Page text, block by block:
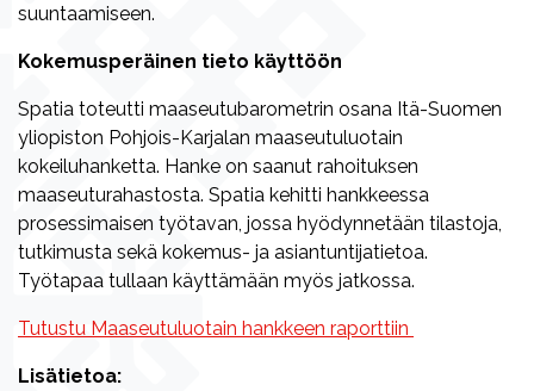
suuntaamiseen.
Kokemusperäinen tieto käyttöön
Spatia toteutti maaseutubarometrin osana Itä-Suomen
yliopiston Pohjois-Karjalan maaseutuluotain
kokeiluhanketta. Hanke on saanut rahoituksen
maaseuturahastosta. Spatia kehitti hankkeessa
prosessimaisen työtavan, jossa hyödynnetään tilastoja,
tutkimusta sekä kokemus- ja asiantuntijatietoa.
Työtapaa tullaan käyttämään myös jatkossa.
Tutustu Maaseutuluotain hankkeen raporttiin
Lisätietoa: